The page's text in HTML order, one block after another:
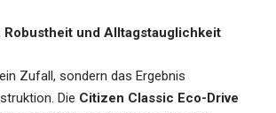
Robustheit und Alltagstauglichkeit
Zufall, sondern das Ergebnis
Die Citizen Classic Eco-Drive